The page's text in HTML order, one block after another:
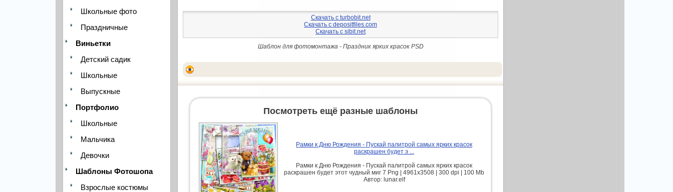
Школьные фото
Праздничные
Виньетки
Детский садик
Школьные
Выпускные
Портфолио
Школьные
Мальчика
Девочки
Шаблоны Фотошопа
Взрослые костюмы
Скачать с turbobit.net
Скачать с depositfiles.com
Скачать с sibit.net
Шаблон для фотомонтажа - Праздник ярких красок PSD
Посмотреть ещё разные шаблоны
Рамки к Дню Рождения - Пускай палитрой самых ярких красок
раскрашен будет э ...
Рамки к Дню Рождения - Пускай палитрой самых ярких красок
раскрашен будет этот чудный миг 7 Png | 4961х3508 | 300 dpi | 100 Mb
Автор: lunar.elf